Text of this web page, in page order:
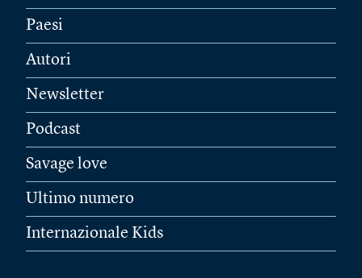
Paesi
Autori
Newsletter
Podcast
Savage love
Ultimo numero
Internazionale Kids